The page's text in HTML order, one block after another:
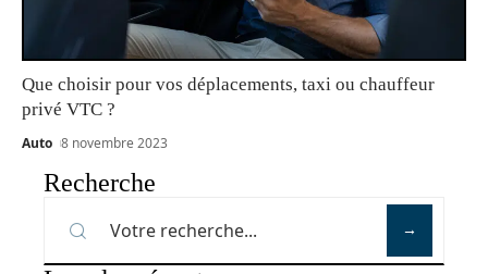
Que choisir pour vos déplacements, taxi ou chauffeur
privé VTC ?
Auto 8 novembre 2023
Recherche